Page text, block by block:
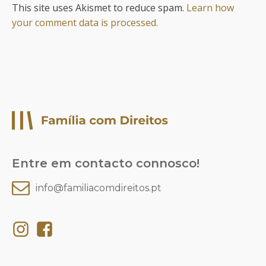
This site uses Akismet to reduce spam. Learn how
your comment data is processed.
Entre em contacto connosco!
info@familiacomdireitos.pt